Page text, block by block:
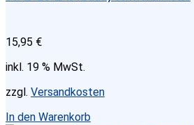
15,95 €
inkl. 19 % MwSt.
zzgl. Versandkosten
In den Warenkorb